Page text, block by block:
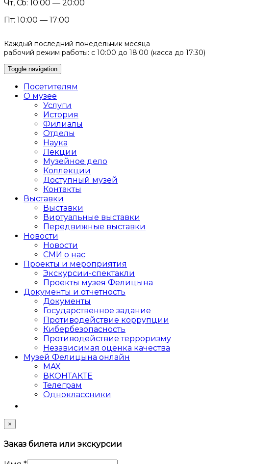
Чт, Сб: 10:00 — 20:00
Пт: 10:00 — 17:00
Каждый последний понедельник месяца
рабочий режим работы: с 10:00 до 18:00 (касса до 17:30)
Toggle navigation
Посетителям
О музее
Услуги
История
Филиалы
Отделы
Наука
Лекции
Музейное дело
Коллекции
Доступный музей
Контакты
Выставки
Выставки
Виртуальные выставки
Передвижные выставки
Новости
Новости
СМИ о нас
Проекты и мероприятия
Экскурсии-спектакли
Проекты музея Фелицына
Документы и отчетность
Документы
Государственное задание
Противодействие коррупции
Кибер­безопасность
Противодействие терроризму
Независимая оценка качества
Музей Фелицына онлайн
MAX
ВКОНТАКТЕ
Телеграм
Одноклассники
×
Заказ билета или экскурсии